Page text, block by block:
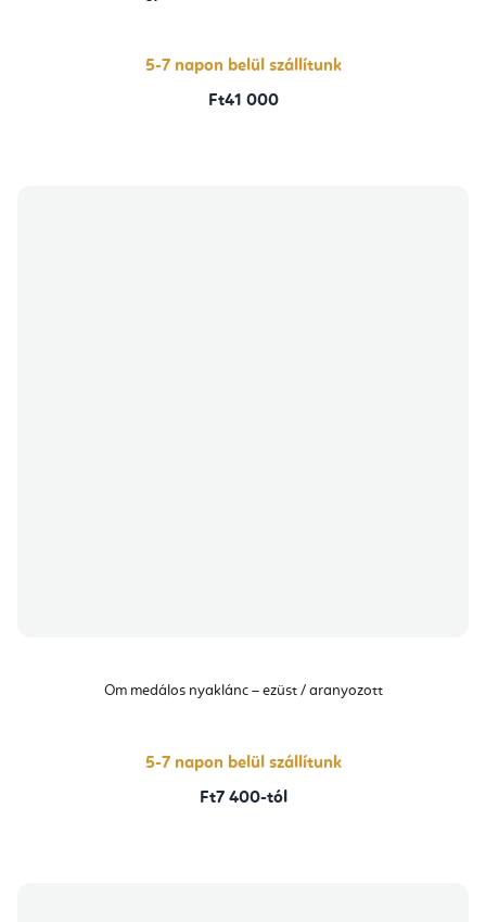
5-7 napon belül szállítunk
Ft41 000
Om medálos nyaklánc – ezüst / aranyozott
5-7 napon belül szállítunk
Ft7 400-tól